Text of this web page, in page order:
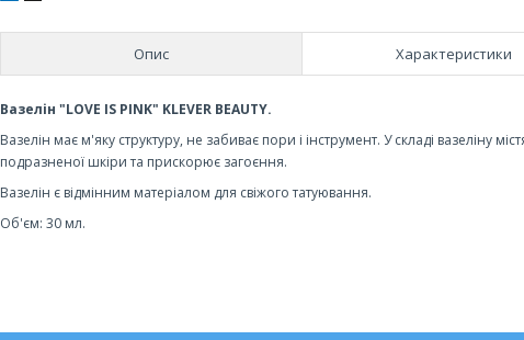
Опис Характеристики
Вазелін "LOVE IS PINK" KLEVER BEAUTY.
Вазелін має м'яку структуру, не забиває пори і інструмент. У складі вазеліну
подразненої шкіри та прискорює загоєння.
Вазелін є відмінним матеріалом для свіжого татуювання.
Об'єм: 30 мл.